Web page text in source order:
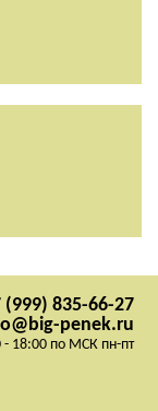
(999) 835-66-27
penek.ru
- 18:00 по МСК пн-пт